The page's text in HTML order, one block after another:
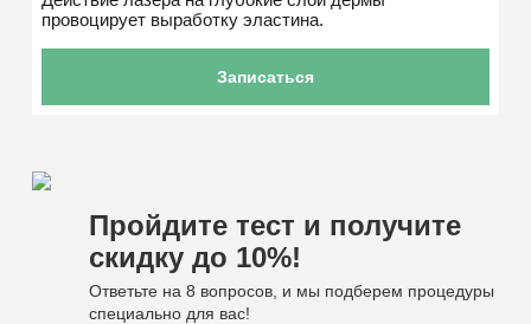
провоцирует выработку эластина.
Записаться
Пройдите тест и получите
скидку до 10%!
Ответьте на 8 вопросов, и мы подберем процедуры
специально для ваc!